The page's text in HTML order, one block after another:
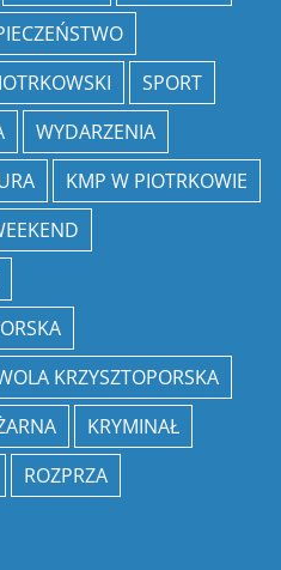
SPORT
WYDARZENIA
KMP W PIOTRKOWIE
KRZYSZTOPORSKA
KRYMINAŁ
ROZPRZA